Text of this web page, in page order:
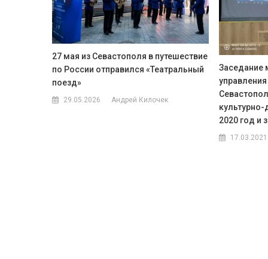
27 мая из Севастополя в путешествие
по России отправился «Театральный
поезд»
29.05.2026 Андрей Килочек
Заседание
2020 год и
17.03.2021